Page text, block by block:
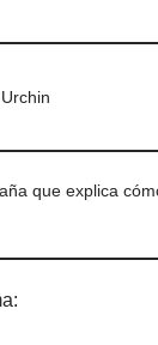
que explica